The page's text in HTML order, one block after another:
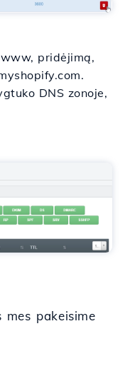
pridėjimą,
DNS zonoje,
mes pakeisime